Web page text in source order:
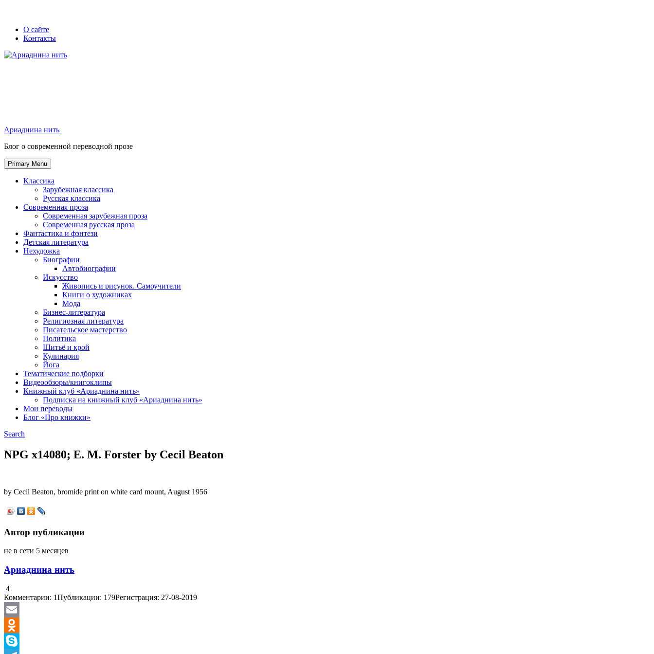
Skip
Secondary
left
navigation
Secondary
right
navigation
О сайте
Контакты
Ариаднина нить
Блог о современной переводной прозе
Primary Menu
Классика
Зарубежная классика
Русская классика
Современная проза
Современная зарубежная проза
Современная русская проза
Фантастика и фэнтези
Детская литература
Нехудожка
Биографии
Автобиографии
Искусство
Живопись и рисунок. Самоучители
Книги о художниках
Мода
Бизнес-литература
Религиозная литература
Писательское мастерство
Политика
Шитьё и крой
Кулинария
Йога
Тематические подборки
Видеообзоры/книгоклипы
Книжный клуб «Ариаднина нить»
Подписка на книжный клуб «Ариаднина нить»
Мои переводы
Блог «Про книжки»
Search
NPG x14080; E. M. Forster by Cecil Beaton
by Cecil Beaton, bromide print on white card mount, August 1956
Автор публикации
не в сети 5 месяцев
Ариаднина нить
4
Комментарии: 1Публикации: 179Регистрация: 27-08-2019
Email
Odnoklassniki